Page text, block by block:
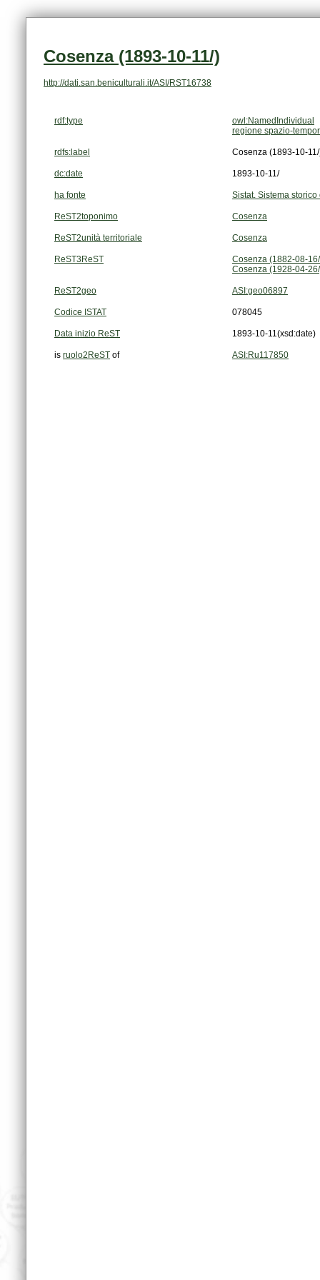
Cosenza (1893-10-11/)
http://dati.san.beniculturali.it/ASI/RST16738
rdf:type
owl:NamedIndividual
regione spazio-
rdfs:label Cosenza (1893-10-
dc:date 1893-10-11/
ha fonte Sistat. Sistema
ReST2toponimo Cosenza
ReST2unità territoriale Cosenza
ReST3ReST
Cosenza (1882-08-
Cosenza (1928-04-
ReST2geo ASI:geo06897
Codice ISTAT 078045
Data inizio ReST 1893-10-11(xsd:date)
is ruolo2ReST of ASI:Ru117850